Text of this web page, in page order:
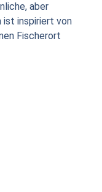
aber
ist inspiriert von
Fischerort